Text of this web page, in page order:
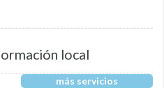
local
más servicios